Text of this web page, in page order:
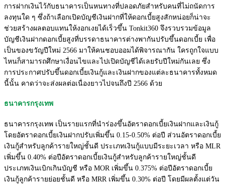
การฝากเงินไว้กับธนาคารเป็นหนทางที่ปลอดภัยสำหรับคนที่ไม่ถนัดการ
ลงทุนใด ๆ ซึ่งถ้าเลือกเปิดบัญชีเงินฝากที่ให้ดอกเบี้ยสูงสักหน่อยก็น่าจะ
ช่วยสร้างผลตอบแทนให้งอกเงยได้เร็วขึ้น Tonkit360 จึงรวบรวมข้อมูล
บัญชีเงินฝากดอกเบี้ยสูงที่บรรดาธนาคารต่างพากันปรับขึ้นดอกเบี้ย เพื่อ
เป็นของขวัญปีใหม่ 2566 มาให้คนชอบออมได้พิจารณากัน ใครถูกใจแบบ
ไหนก็สามารถศึกษาเงื่อนไขและไปเปิดบัญชีได้เลยรับปีใหม่กันเลย ซึ่ง
การประกาศปรับขึ้นดอกเบี้ยเงินกู้และเงินฝากของแต่ละธนาคารทั้งหมด
นี้นั้น คาดว่าจะส่งผลต่อเนื่องยาวไปจนถึงปี 2566 ด้วย
ธนาคารกรุงเทพ
ธนาคารกรุงเทพ เป็นรายแรกที่นำร่องขึ้นอัตราดอกเบี้ยเงินฝากและเงินกู้
โดยอัตราดอกเบี้ยเงินฝากปรับเพิ่มขึ้น 0.15-0.50% ต่อปี ส่วนอัตราดอกเบี้ย
เงินกู้สำหรับลูกค้ารายใหญ่ชั้นดี ประเภทเงินกู้แบบมีระยะเวลา หรือ MLR
เพิ่มขึ้น 0.40% ต่อปีอัตราดอกเบี้ยเงินกู้สำหรับลูกค้ารายใหญ่ชั้นดี
ประเภทเงินเบิกเกินบัญชี หรือ MOR เพิ่มขึ้น 0.375% ต่อปีอัตราดอกเบี้ย
เงินกู้ลูกค้ารายย่อยชั้นดี หรือ MRR เพิ่มขึ้น 0.30% ต่อปี โดยมีผลตั้งแต่วัน